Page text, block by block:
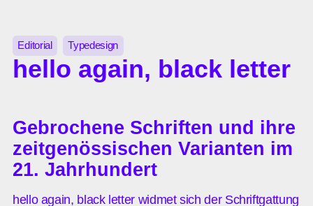
the
content
Editorial Typedesign
hello again, black letter
Gebrochene Schriften und ihre
zeitgenössischen Varianten im
21. Jahrhundert
hello again, black letter widmet sich der Schriftgattung